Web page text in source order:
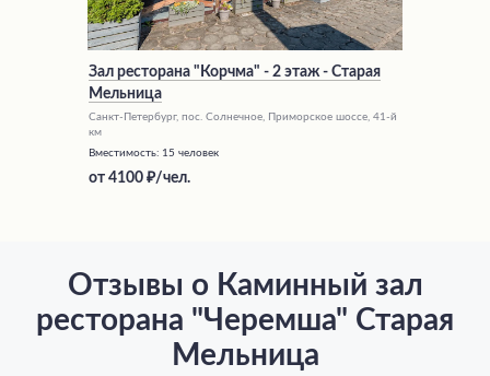
Зал ресторана "Корчма" - 2 этаж - Старая
Мельница
Санкт-Петербург, пос. Солнечное, Приморское шоссе, 41-й
км
Вместимость: 15 человек
от 4100 /чел.
Отзывы о Каминный зал
ресторана "Черемша" Старая
Мельница